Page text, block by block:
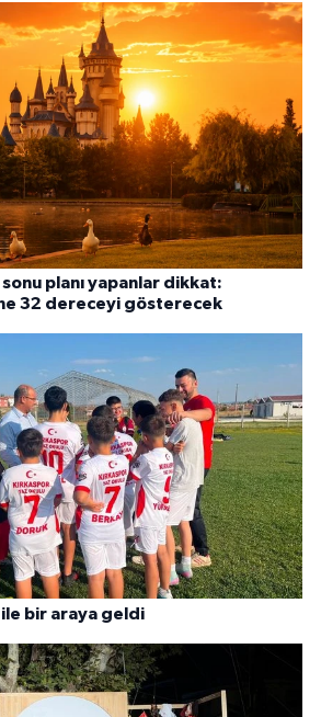
planı yapanlar dikkat:
32 dereceyi gösterecek
bir araya geldi